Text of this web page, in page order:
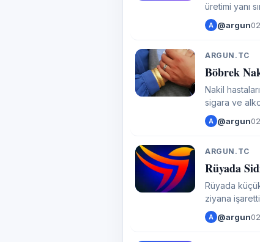
üretimi yanı
vitamini bitki
A @argun
A
ARGUN.TC
Böbrek
Nakil
sigara ve
A @argun
A
ARGUN.TC
Rüyada
Rüyada
ziyana
A @argun